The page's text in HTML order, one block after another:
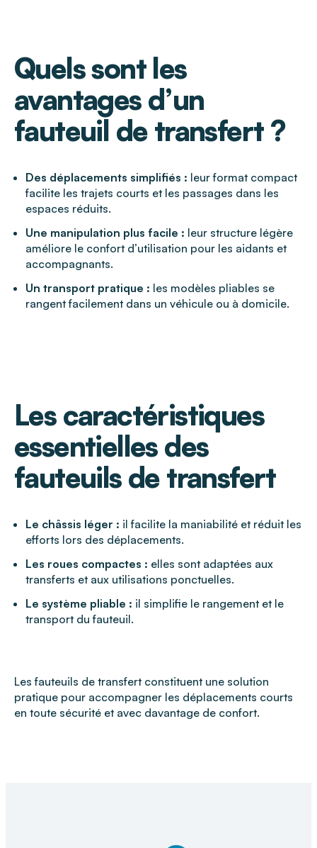
Quels sont les
avantages d’un
fauteuil de transfert ?
Des déplacements simplifiés : leur format compact
facilite les trajets courts et les passages dans les
espaces réduits.
Une manipulation plus facile : leur structure légère
améliore le confort d’utilisation pour les aidants et
accompagnants.
Un transport pratique : les modèles pliables se
rangent facilement dans un véhicule ou à domicile.
Les caractéristiques
essentielles des
fauteuils de transfert
Le châssis léger : il facilite la maniabilité et réduit les
efforts lors des déplacements.
Les roues compactes : elles sont adaptées aux
transferts et aux utilisations ponctuelles.
Le système pliable : il simplifie le rangement et le
transport du fauteuil.
Les fauteuils de transfert constituent une solution
pratique pour accompagner les déplacements courts
en toute sécurité et avec davantage de confort.